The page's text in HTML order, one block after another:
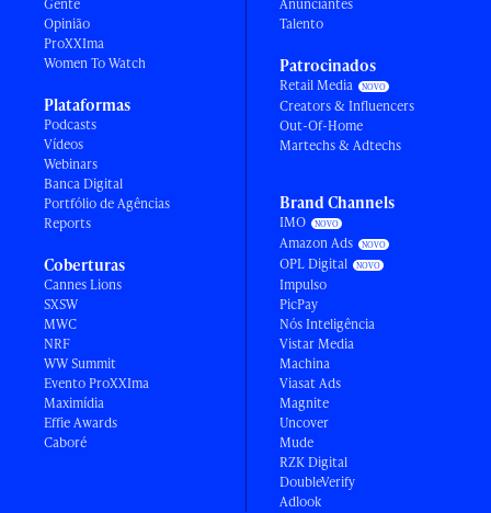
Gente
Opinião
ProXXIma
Women To Watch
Plataformas
Podcasts
Vídeos
Webinars
Banca Digital
Portfólio de Agências
Reports
Coberturas
Cannes Lions
SXSW
MWC
NRF
WW Summit
Evento ProXXIma
Maximídia
Effie Awards
Caboré
Anunciantes
Talento
Patrocinados
Retail Media
Creators & Influencers
Out-Of-Home
Martechs & Adtechs
Brand Channels
IMO
Amazon Ads
OPL Digital
Impulso
PicPay
Nós Inteligência
Vistar Media
Machina
Viasat Ads
Magnite
Uncover
Mude
RZK Digital
DoubleVerify
Adlook